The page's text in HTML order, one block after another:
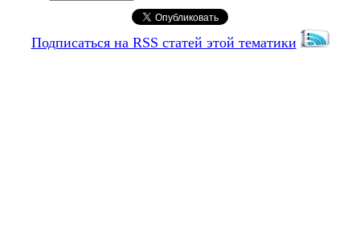
Подписаться на RSS статей этой тематики